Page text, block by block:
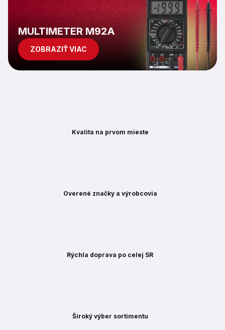
i
s
u
MULTIMETER M92A
ZOBRAZIŤ VIAC
Kvalita na prvom mieste
Overené značky a výrobcovia
Rýchla doprava po celej SR
Široký výber sortimentu